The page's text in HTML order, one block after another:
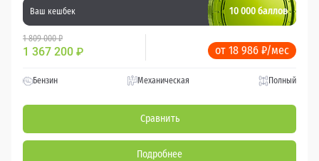
Ваш кешбек 10 000 баллов
1 809 000 ₽
1 367 200 ₽ от 18 986 ₽/мес
Бензин Механическая Полный
Сравнить
Подробнее